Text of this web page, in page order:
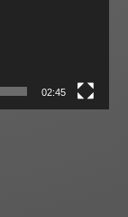
02:45